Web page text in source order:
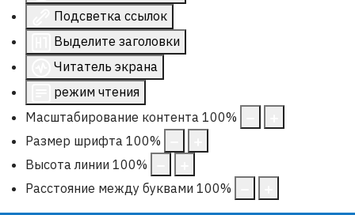
Подсветка ссылок
Выделите заголовки
Читатель экрана
режим чтения
Масштабирование контента 100%
Размер шрифта 100%
Высота линии 100%
Расстояние между буквами 100%